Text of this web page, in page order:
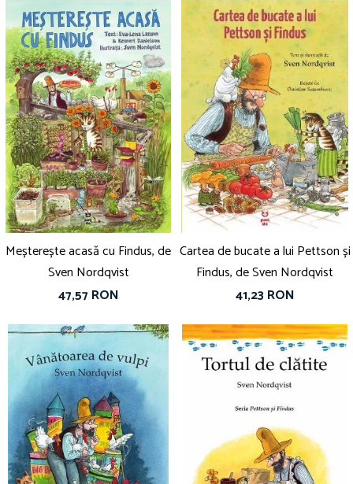
Meșterește acasă cu Findus, de
Sven Nordqvist
47,57 RON
Cartea de bucate a lui Pettson și
Findus, de Sven Nordqvist
41,23 RON